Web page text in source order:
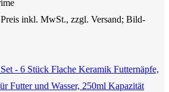
Preis inkl. MwSt., zzgl. Versand; Bild-